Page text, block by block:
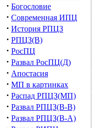
· Богословие
· Современная ИПЦ
· История РПЦЗ
· РПЦЗ(В)
· РосПЦ
· Развал РосПЦ(Д)
· Апостасия
· МП в картинках
· Распад РПЦЗ(МП)
· Развал РПЦЗ(В-В)
· Развал РПЦЗ(В-А)